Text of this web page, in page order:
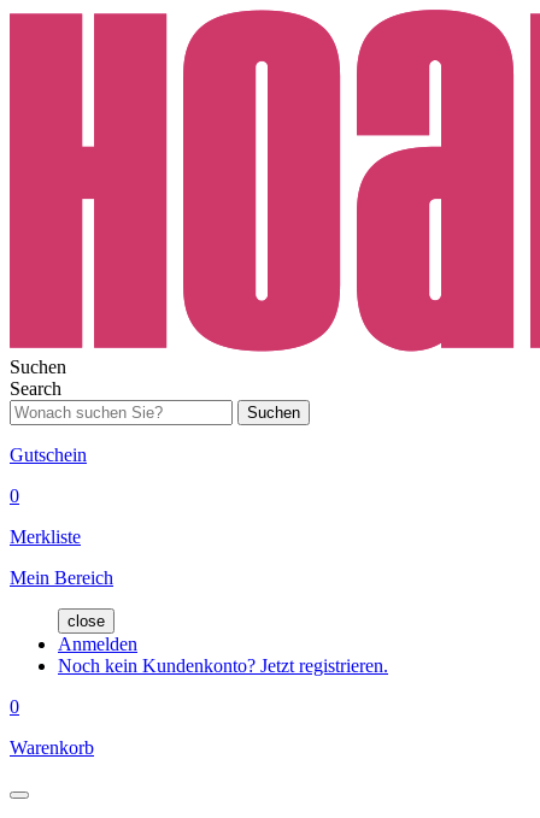
Suchen
Search
Suchen
Gutschein
0
Merkliste
Mein Bereich
close
Anmelden
Noch kein Kundenkonto? Jetzt registrieren.
0
Warenkorb